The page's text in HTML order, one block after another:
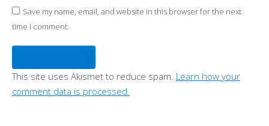
Save my name, email, and website in this browser for the next
time I comment.
This site uses Akismet to reduce spam. Learn how your
comment data is processed.